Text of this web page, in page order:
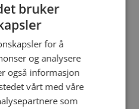
har du kommet til riktig
medlem og søke blant
presentasjon
bruker
for å
og analysere
også informasjon
vårt med våre
som